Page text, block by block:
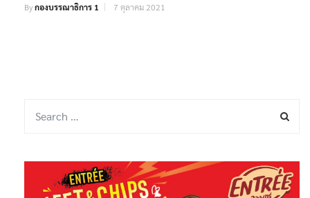
Byกองบรรณาธิการ 1 7 ตุลาคม 2021